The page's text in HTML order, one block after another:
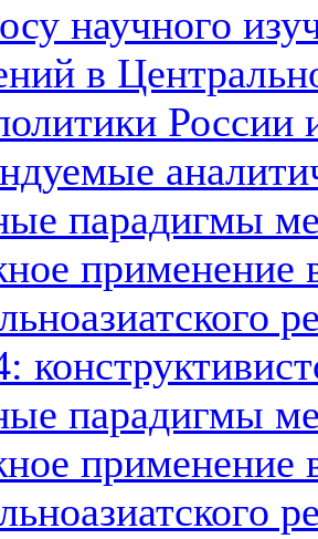
научного
в
России
парадигмы
применение
парадигмы
применение